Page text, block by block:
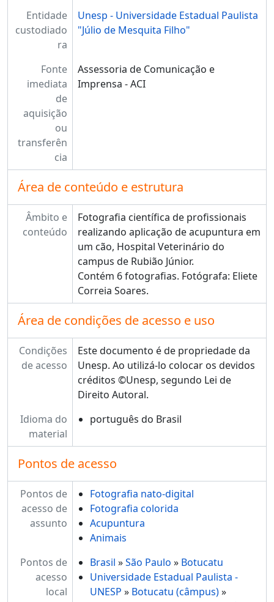
Entidade
custodiado
ra
Unesp - Universidade Estadual Paulista
"Júlio de Mesquita Filho"
Fonte
imediata
de
aquisição
ou
transferên
cia
Assessoria de Comunicação e
Imprensa - ACI
Área de conteúdo e estrutura
Âmbito e
conteúdo
Fotografia científica de profissionais
realizando aplicação de acupuntura em
um cão, Hospital Veterinário do
campus de Rubião Júnior.
Contém 6 fotografias. Fotógrafa: Eliete
Correia Soares.
Área de condições de acesso e uso
Condições
de acesso
Este documento é de propriedade da
Unesp. Ao utilizá-lo colocar os devidos
créditos ©Unesp, segundo Lei de
Direito Autoral.
Idioma do
material
português do Brasil
Pontos de acesso
Pontos de
acesso de
assunto
Fotografia nato-digital
Fotografia colorida
Acupuntura
Animais
Pontos de
acesso
local
Brasil »São Paulo » Botucatu
Universidade Estadual Paulista -
UNESP » Botucatu (câmpus)»